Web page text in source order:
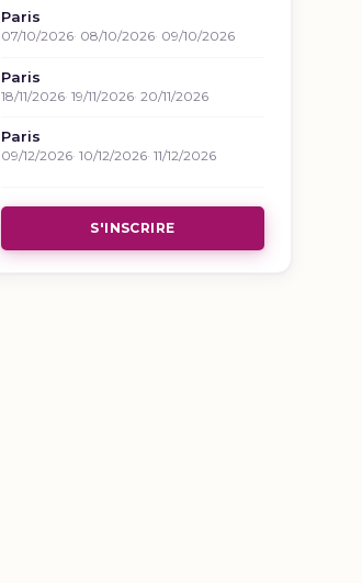
Paris
07/10/2026 08/10/2026 09/10/2026
Paris
18/11/2026 19/11/2026 20/11/2026
Paris
09/12/2026 10/12/2026 11/12/2026
S'INSCRIRE